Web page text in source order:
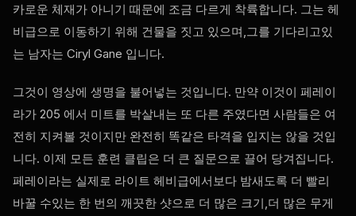
카로운 체재가 아니기 때문에 조금 다르게 착륙합니다. 그는 헤
비급으로 이동하기 위해 건물을 짓고 있으며,그를 기다리고있
는 남자는 Ciryl Gane 입니다.
그것이 영상에 생명을 불어넣는 것입니다. 만약 이것이 페레이
라가 205 에서 미트를 박살내는 또 다른 주였다면 사람들은 여
전히 지켜볼 것이지만 완전히 똑같은 타격을 입지는 않을 것입
니다. 이제 모든 훈련 클립은 더 큰 질문으로 끌어 당겨집니다.
페레이라는 실제로 라이트 헤비급에서보다 밤새도록 더 빨리
바꿀 수있는 한 번의 깨끗한 샷으로 더 많은 크기,더 많은 무게